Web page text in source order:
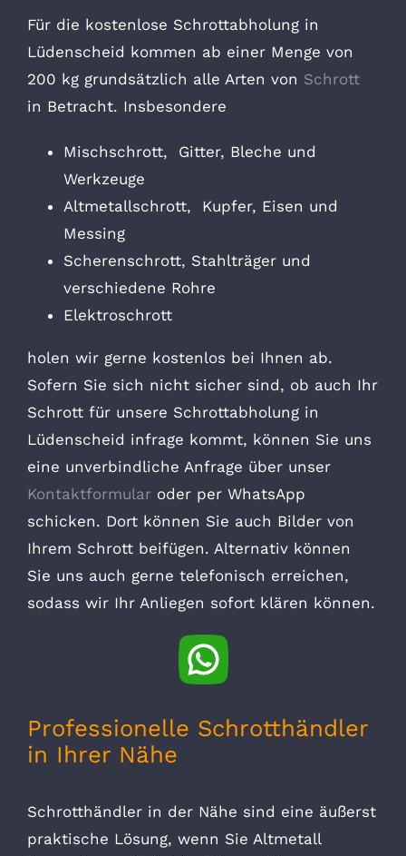
Für die kostenlose Schrottabholung in
Lüdenscheid kommen ab einer Menge von
200 kg grundsätzlich alle Arten von Schrott
in Betracht. Insbesondere
Mischschrott, Gitter, Bleche und
Werkzeuge
Altmetallschrott, Kupfer, Eisen und
Messing
Scherenschrott, Stahlträger und
verschiedene Rohre
Elektroschrott
holen wir gerne kostenlos bei Ihnen ab.
Sofern Sie sich nicht sicher sind, ob auch Ihr
Schrott für unsere Schrottabholung in
Lüdenscheid infrage kommt, können Sie uns
eine unverbindliche Anfrage über unser
Kontaktformularoder per WhatsApp
schicken. Dort können Sie auch Bilder von
Ihrem Schrott beifügen. Alternativ können
Sie uns auch gerne telefonisch erreichen,
sodass wir Ihr Anliegen sofort klären können.
Professionelle Schrotthändler
in Ihrer Nähe
Schrotthändler in der Nähe sind eine äußerst
praktische Lösung, wenn Sie Altmetall